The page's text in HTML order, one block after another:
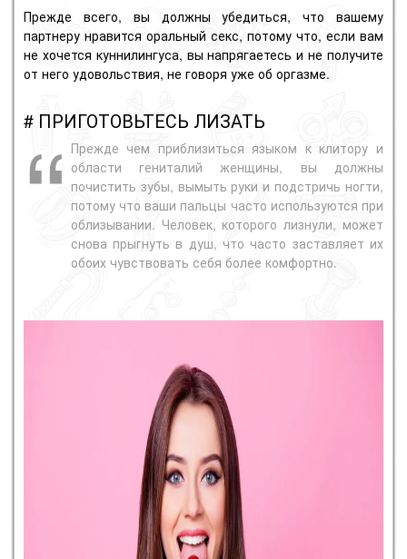
Прежде всего, вы должны убедиться, что вашему
партнеру нравится оральный секс, потому что, если вам
не хочется куннилингуса, вы напрягаетесь и не получите
от него удовольствия, не говоря уже об оргазме.
# ПРИГОТОВЬТЕСЬ ЛИЗАТЬ
Прежде чем приблизиться языком к клитору и
области гениталий женщины, вы должны
почистить зубы, вымыть руки и подстричь ногти,
потому что ваши пальцы часто используются при
облизывании. Человек, которого лизнули, может
снова прыгнуть в душ, что часто заставляет их
обоих чувствовать себя более комфортно.